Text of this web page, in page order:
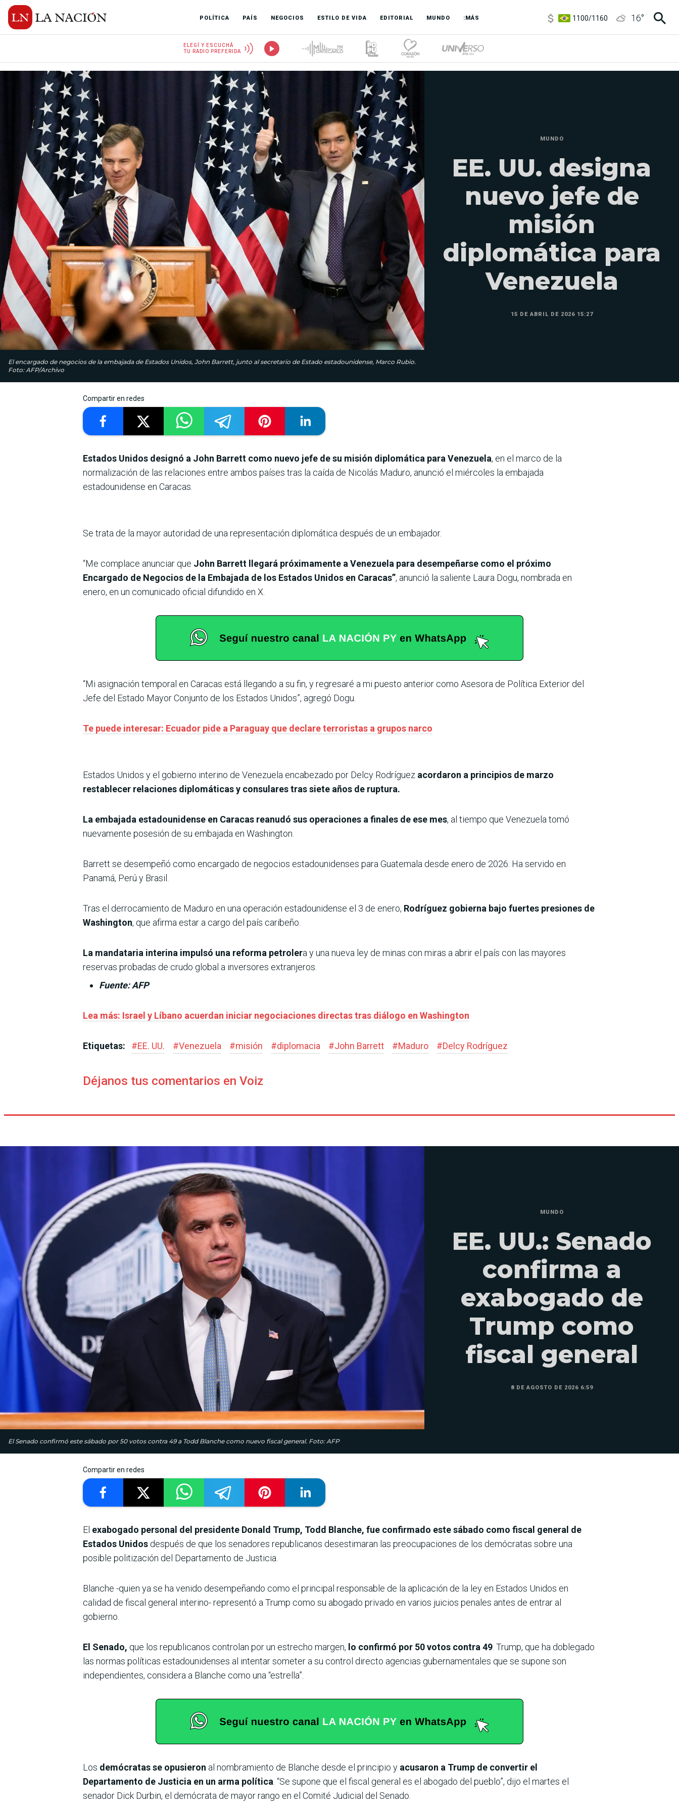
POLÍTICA PAÍS NEGOCIOS ESTILO DE VIDA EDITORIAL MUNDO :MÁS
3,8/4
16°
ELEGÍ Y ESCUCHÁ
TU RADIO PREFERIDA
El encargado de negocios de la embajada de Estados Unidos, John Barrett, junto al secretario de Estado estadounidense, Marco Rubio.
Foto: AFP/Archivo
MUNDO
EE. UU. designa
nuevo jefe de
misión
diplomática para
Venezuela
15 DE ABRIL DE 2026 15:27
Compartir en redes
Estados Unidos designó a John Barrett como nuevo jefe de su misión diplomática para Venezuela, en el marco de la
normalización de las relaciones entre ambos países tras la caída de Nicolás Maduro, anunció el miércoles la embajada
estadounidense en Caracas.
Se trata de la mayor autoridad de una representación diplomática después de un embajador.
“Me complace anunciar que John Barrett llegará próximamente a Venezuela para desempeñarse como el próximo
Encargado de Negocios de la Embajada de los Estados Unidos en Caracas”, anunció la saliente Laura Dogu, nombrada en
enero, en un comunicado oficial difundido en X.
“Mi asignación temporal en Caracas está llegando a su fin, y regresaré a mi puesto anterior como Asesora de Política Exterior del
Jefe del Estado Mayor Conjunto de los Estados Unidos”, agregó Dogu.
Te puede interesar: Ecuador pide a Paraguay que declare terroristas a grupos narco
Estados Unidos y el gobierno interino de Venezuela encabezado por Delcy Rodríguez acordaron a principios de marzo
restablecer relaciones diplomáticas y consulares tras siete años de ruptura.
La embajada estadounidense en Caracas reanudó sus operaciones a finales de ese mes, al tiempo que Venezuela tomó
nuevamente posesión de su embajada en Washington.
Barrett se desempeñó como encargado de negocios estadounidenses para Guatemala desde enero de 2026. Ha servido en
Panamá, Perú y Brasil.
Tras el derrocamiento de Maduro en una operación estadounidense el 3 de enero, Rodríguez gobierna bajo fuertes presiones de
Washington, que afirma estar a cargo del país caribeño.
La mandataria interina impulsó una reforma petrolera y una nueva ley de minas con miras a abrir el país con las mayores
reservas probadas de crudo global a inversores extranjeros.
Fuente: AFP
Lea más: Israel y Líbano acuerdan iniciar negociaciones directas tras diálogo en Washington
Etiquetas: #EE. UU. #Venezuela #misión #diplomacia #John Barrett #Maduro #Delcy Rodríguez
Déjanos tus comentarios en Voiz
El Senado confirmó este sábado por 50 votos contra 49 a Todd Blanche como nuevo fiscal general. Foto: AFP
MUNDO
EE. UU.: Senado
confirma a
exabogado de
Trump como
fiscal general
8 DE AGOSTO DE 2026 6:59
Compartir en redes
El exabogado personal del presidente Donald Trump, Todd Blanche, fue confirmado este sábado como fiscal general de
Estados Unidos después de que los senadores republicanos desestimaran las preocupaciones de los demócratas sobre una
posible politización del Departamento de Justicia.
Blanche -quien ya se ha venido desempeñando como el principal responsable de la aplicación de la ley en Estados Unidos en
calidad de fiscal general interino- representó a Trump como su abogado privado en varios juicios penales antes de entrar al
gobierno.
El Senado, que los republicanos controlan por un estrecho margen, lo confirmó por 50 votos contra 49 . Trump, que ha doblegado
las normas políticas estadounidenses al intentar someter a su control directo agencias gubernamentales que se supone son
independientes, considera a Blanche como una “estrella”.
Los demócratas se opusieron al nombramiento de Blanche desde el principio y acusaron a Trump de convertir el
Departamento de Justicia en un arma política . “Se supone que el fiscal general es el abogado del pueblo”, dijo el martes el
senador Dick Durbin, el demócrata de mayor rango en el Comité Judicial del Senado.